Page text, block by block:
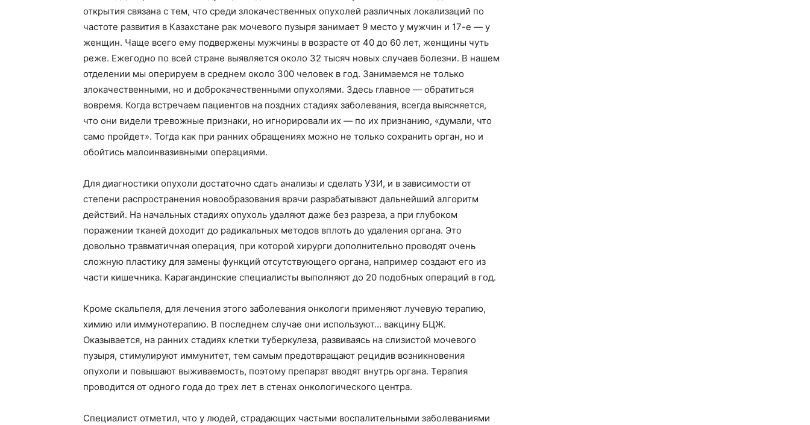
открытия связана с тем, что среди злокачественных опухолей различных локализаций по
частоте развития в Казахстане рак мочевого пузыря занимает 9 место у мужчин и 17-е — у
женщин. Чаще всего ему подвержены мужчины в возрасте от 40 до 60 лет, женщины чуть
реже. Ежегодно по всей стране выявляется около 32 тысяч новых случаев болезни. В нашем
отделении мы оперируем в среднем около 300 человек в год. Занимаемся не только
злокачественными, но и доброкачественными опухолями. Здесь главное — обратиться
вовремя. Когда встречаем пациентов на поздних стадиях заболевания, всегда выясняется,
что они видели тревожные признаки, но игнорировали их — по их признанию, «думали, что
само пройдет». Тогда как при ранних обращениях можно не только сохранить орган, но и
обойтись малоинвазивными операциями.
Для диагностики опухоли достаточно сдать анализы и сделать УЗИ, и в зависимости от
степени распространения новообразования врачи разрабатывают дальнейший алгоритм
действий. На начальных стадиях опухоль удаляют даже без разреза, а при глубоком
поражении тканей доходит до радикальных методов вплоть до удаления органа. Это
довольно травматичная операция, при которой хирурги дополнительно проводят очень
сложную пластику для замены функций отсутствующего органа, например создают его из
части кишечника. Карагандинские специалисты выполняют до 20 подобных операций в год.
Кроме скальпеля, для лечения этого заболевания онкологи применяют лучевую терапию,
химию или иммунотерапию. В последнем случае они используют… вакцину БЦЖ.
Оказывается, на ранних стадиях клетки туберкулеза, развиваясь на слизистой мочевого
пузыря, стимулируют иммунитет, тем самым предотвращают рецидив возникновения
опухоли и повышают выживаемость, поэтому препарат вводят внутрь органа. Терапия
проводится от одного года до трех лет в стенах онкологического центра.
Специалист отметил, что у людей, страдающих частыми воспалительными заболеваниями